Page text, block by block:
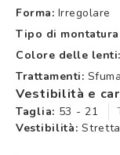
Forma: Irregolare
Tipo di
Colore delle lenti:
Trattamenti:
Vestibilità e
Taglia: 53 - 21
Vestibilità: